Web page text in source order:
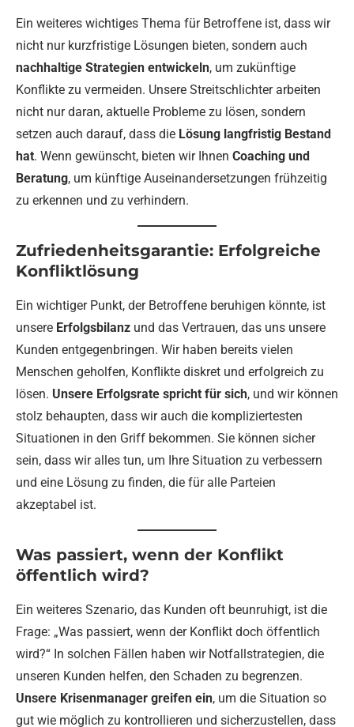
Ein weiteres wichtiges Thema für Betroffene ist, dass wir
nicht nur kurzfristige Lösungen bieten, sondern auch
nachhaltige Strategien entwickeln, um zukünftige
Konflikte zu vermeiden. Unsere Streitschlichter arbeiten
nicht nur daran, aktuelle Probleme zu lösen, sondern
setzen auch darauf, dass die Lösung langfristig Bestand
hat. Wenn gewünscht, bieten wir Ihnen Coaching und
Beratung, um künftige Auseinandersetzungen frühzeitig
zu erkennen und zu verhindern.
Zufriedenheitsgarantie: Erfolgreiche
Konfliktlösung
Ein wichtiger Punkt, der Betroffene beruhigen könnte, ist
unsere Erfolgsbilanz und das Vertrauen, das uns unsere
Kunden entgegenbringen. Wir haben bereits vielen
Menschen geholfen, Konflikte diskret und erfolgreich zu
lösen. Unsere Erfolgsrate spricht für sich, und wir können
stolz behaupten, dass wir auch die kompliziertesten
Situationen in den Griff bekommen. Sie können sicher
sein, dass wir alles tun, um Ihre Situation zu verbessern
und eine Lösung zu finden, die für alle Parteien
akzeptabel ist.
Was passiert, wenn der Konflikt
öffentlich wird?
Ein weiteres Szenario, das Kunden oft beunruhigt, ist die
Frage: „Was passiert, wenn der Konflikt doch öffentlich
wird?“ In solchen Fällen haben wir Notfallstrategien, die
unseren Kunden helfen, den Schaden zu begrenzen.
Unsere Krisenmanager greifen ein, um die Situation so
gut wie möglich zu kontrollieren und sicherzustellen, dass